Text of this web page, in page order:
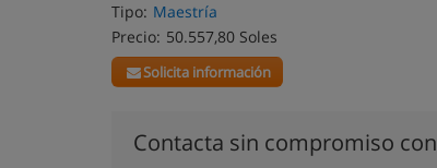
Tipo: Maestría
Precio: 50.557,80 Soles
Solicita información
Contacta sin compromiso con